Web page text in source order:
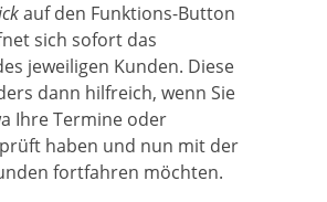
auf den Funktions-Button
sich sofort das
jeweiligen Kunden. Diese
dann hilfreich, wenn Sie
Ihre Termine oder
haben und nun mit der
fortfahren möchten.